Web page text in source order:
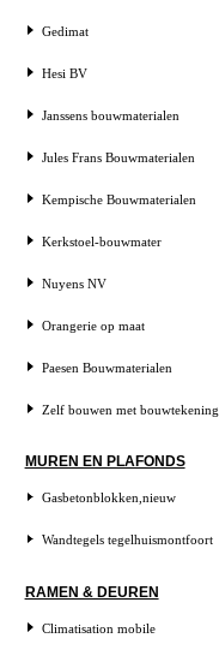
Gedimat
Hesi BV
Janssens bouwmaterialen
Jules Frans Bouwmaterialen
Kempische Bouwmaterialen
Kerkstoel-bouwmater
Nuyens NV
Orangerie op maat
Paesen Bouwmaterialen
Zelf bouwen met bouwtekening
MUREN EN PLAFONDS
Gasbetonblokken,nieuw
Wandtegels tegelhuismontfoort
RAMEN & DEUREN
Climatisation mobile